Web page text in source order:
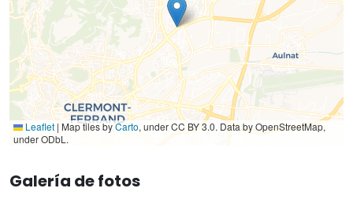
Leaflet | Map tiles byCarto, under CC BY 3.0. Data by OpenStreetMap,
under ODbL.
Galería de fotos